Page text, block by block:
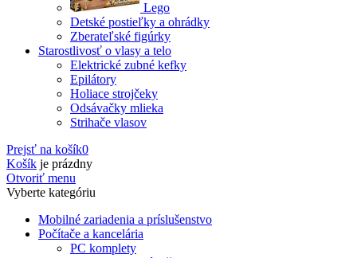
Lego
Detské postieľky a ohrádky
Zberateľské figúrky
Starostlivosť o vlasy a telo
Elektrické zubné kefky
Epilátory
Holiace strojčeky
Odsávačky mlieka
Strihače vlasov
Prejsť na košík0
Košík je prázdny
Otvoriť menu
Vyberte kategóriu
Mobilné zariadenia a príslušenstvo
Počítače a kancelária
PC komplety